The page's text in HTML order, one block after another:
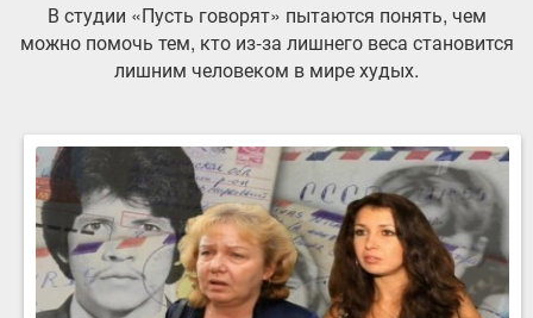
В студии «Пусть говорят» пытаются понять, чем
можно помочь тем, кто из-за лишнего веса становится
лишним человеком в мире худых.